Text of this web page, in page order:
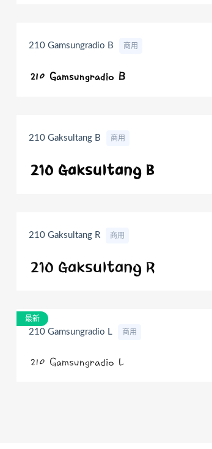
210 Gamsungradio B 商用
210 Gaksultang B 商用
210 Gaksultang R 商用
210 Gamsungradio L 商用
最新